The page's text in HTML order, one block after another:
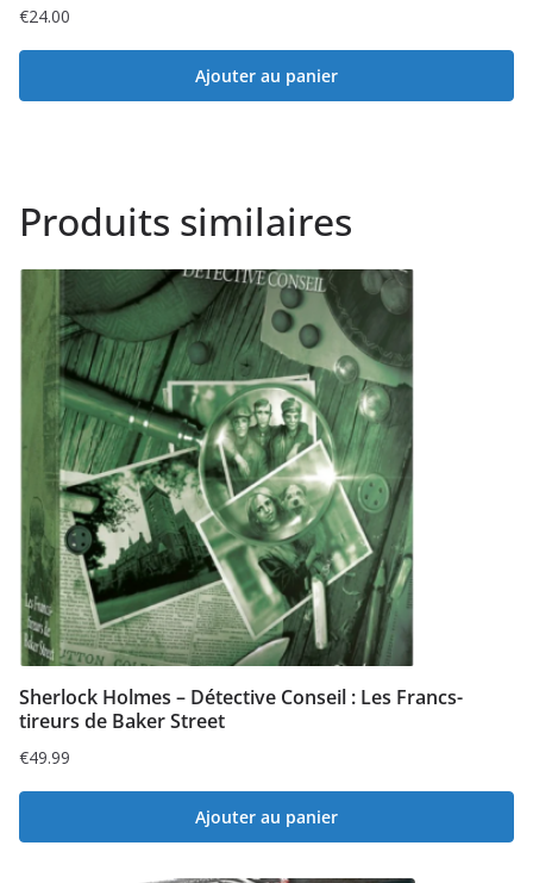
€24.00
Ajouter au panier
Produits similaires
Sherlock Holmes – Détective Conseil : Les Francs-
tireurs de Baker Street
€49.99
Ajouter au panier